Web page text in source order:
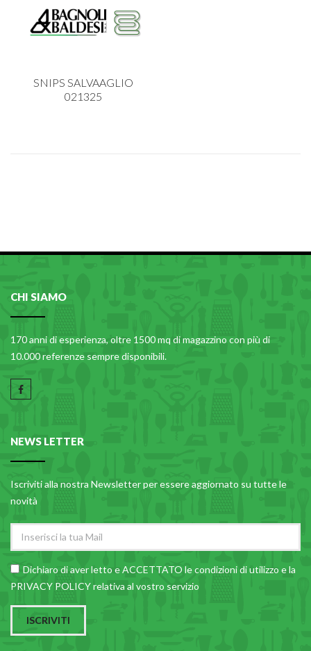
CALICI E BICCHIERI
CAMPEGGIO E GIARDINO
CARTA
OMBRELLI
PASTICCERIA
PICCOLI ELETTRODOMESTICI
PLASTICA IN CUCINA
PORCELLANA
PULIZIA E IGIENE
SCALE E SGABELLI
STOFFA
TENDI E STIRA
TUTTO PER L'OLIO
UTENSILI IN CUCINA
ZERBINI
SNIPS SALVAAGLIO
021325
CHI SIAMO
170 anni di esperienza, oltre 1500 mq di magazzino con più di
10.000 referenze sempre disponibili.
NEWS LETTER
Iscriviti alla nostra Newsletter per essere aggiornato su tutte le
novità
Dichiaro di aver letto e ACCETTATO lecondizioni di utilizzo e la
PRIVACY POLICY relativa al vostro servizio
ISCRIVITI